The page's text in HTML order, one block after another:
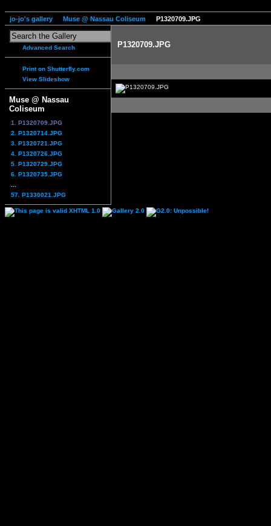
jo-jo's gallery Muse @ Nassau Coliseum P1320709.JPG
Advanced Search
Print on Shutterfly.com
View Slideshow
Muse @ Nassau
Coliseum
1. P1320709.JPG
2. P1320714.JPG
3. P1320721.JPG
4. P1320726.JPG
5. P1320729.JPG
6. P1320735.JPG
57. P1330021.JPG
P1320709.JPG